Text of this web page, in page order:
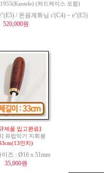
(하드케이스 포함)
/ 온음계튜닝 c'(C4) ~ e"(E5)
520,000원
제품 입고완료]
유럽악기 지휘봉
인치)
이즈 : Ø16 x 51mm
35,000원